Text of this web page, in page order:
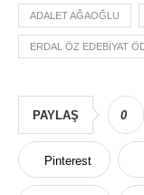
ADALET AĞAOĞLU
ERDAL ÖZ EDEBIYAT
PAYLAŞ 0
Pinterest